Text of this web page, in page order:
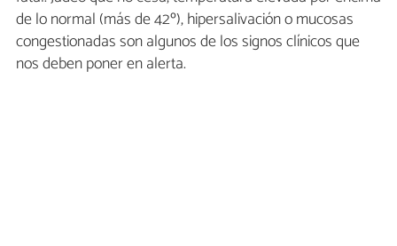
de lo normal (más de 42º), hipersalivación o mucosas
congestionadas son algunos de los signos clínicos que
nos deben poner en alerta.